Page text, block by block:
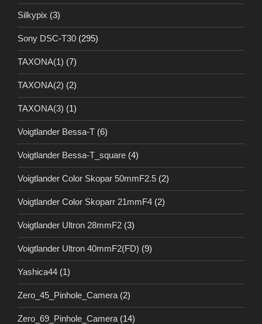
Silkypix (3)
Sony DSC-T30 (295)
TAXONA(1) (7)
TAXONA(2) (2)
TAXONA(3) (1)
Voigtlander Bessa-T (6)
Voigtlander Bessa-T_square (4)
Voigtlander Color Skopar 50mmF2.5 (2)
Voigtlander Color Skoparr 21mmF4 (2)
Voigtlander Ultron 28mmF2 (3)
Voigtlander Ultron 40mmF2(FD) (9)
Yashica44 (1)
Zero_45_Pinhole_Camera (2)
Zero_69_Pinhole_Camera (14)